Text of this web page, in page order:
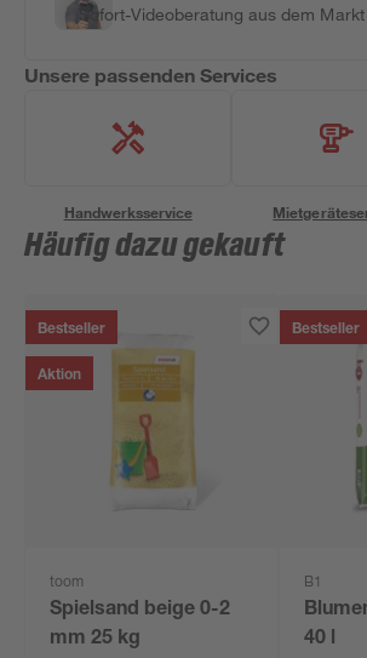
Sofort-Videoberatung aus dem Markt
Unsere passenden Services
Handwerksservice
Häufig dazu gekauft
Bestseller
Aktion
toom
Spielsand beige 0-2
mm 25 kg
Bestseller
B1
40 l